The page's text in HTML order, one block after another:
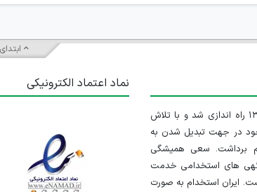
سایت ایران استخدام در تاریخ ۱۳۹۱/۱/۱۰ راه اندازی شد و با تلاش
خود در جهت تبدیل شدن به
برداشت. سعی همیشگی
های استخدامی خدمت
ایران استخدام به صورت
نماد اعتماد الکترونیکی